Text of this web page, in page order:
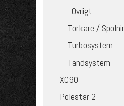
Övrigt
Torkare /
Turbosystem
Tändsystem
XC90
Polestar 2